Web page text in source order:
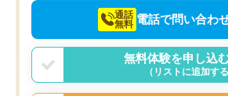
通話
無料 電話で問い合わ
無料体験を申し込
（リストに追加する